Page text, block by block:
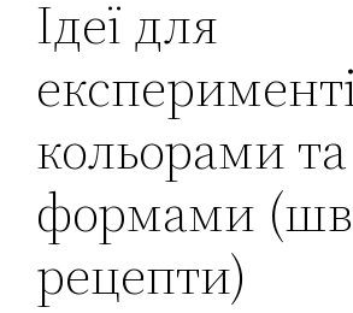
Ідеї для
кольорами та
формами
рецепти)